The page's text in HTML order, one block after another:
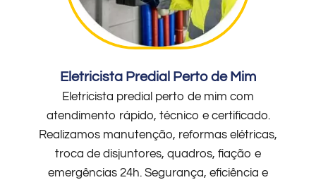
Eletricista Predial Perto de Mim
Eletricista predial perto de mim com
atendimento rápido, técnico e certificado.
Realizamos manutenção, reformas elétricas,
troca de disjuntores, quadros, fiação e
emergências 24h. Segurança, eficiência e